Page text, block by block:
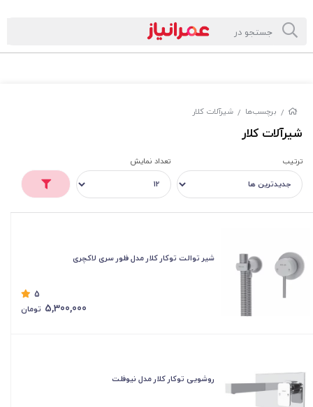
/ برچسب‌ها / شیرآلات کلار
شیرآلات کلار
ترتیب تعداد نمایش
شیر توالت توكار کلار مدل فلور سری لاكچری
5
5,300,000 تومان
روشویی توکار کلار مدل نیوفلت